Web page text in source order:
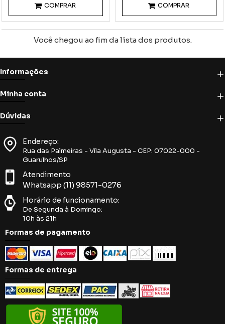
COMPRAR COMPRAR
Você chegou ao fim da lista dos produtos.
Informações
Minha conta
Dúvidas
Endereço:
Rua das Palmeiras - Vila Augusta - CEP: 07022-000 -
Guarulhos/SP
Atendimento
Whatsapp (11) 98571-0276
Horário de funcionamento:
De Segunda à Domingo:
10h às 21h
Formas de pagamento
Formas de entrega